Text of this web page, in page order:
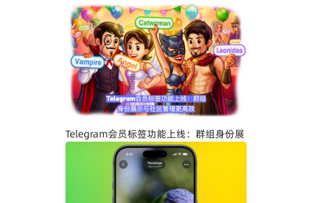
Telegram关闭私聊分享功能详解：增强聊
天隐私与内容保护
Telegram会员标签功能上线：群组身份展
示与社区管理更高效